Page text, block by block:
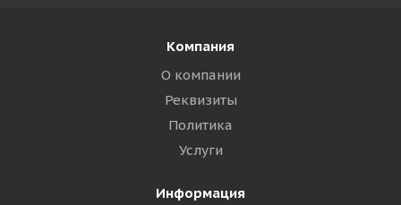
Компания
О компании
Реквизиты
Политика
Услуги
Информация